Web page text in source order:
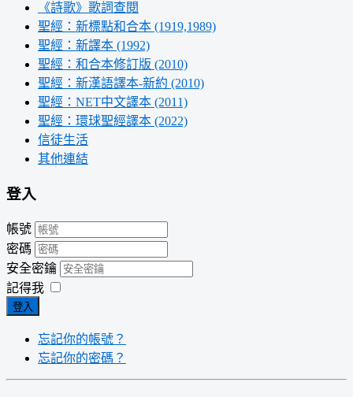
《詩歌》歌詞查閱
聖經：新標點和合本 (1919,1989)
聖經：新譯本 (1992)
聖經：和合本修訂版 (2010)
聖經：新漢語譯本-新約 (2010)
聖經：NET中文譯本 (2011)
聖經：環球聖經譯本 (2022)
信徒生活
其他連結
登入
帳號
密碼
安全密鑰
記得我
登入
忘記你的帳號？
忘記你的密碼？